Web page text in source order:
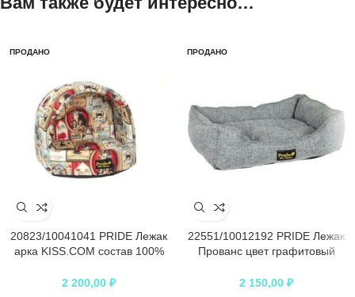
ПРОДАНО
20823/10041041 PRIDE Лежак
арка KISS.COM состав 100%
2 200,00 ₽
ПРОДАНО
22551/10012192 PRIDE Лежак
Прованс цвет графитовый
2 150,00 ₽